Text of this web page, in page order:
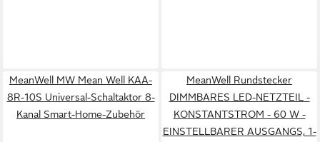
MeanWell MW Mean Well KAA-
8R-10S Universal-Schaltaktor 8-
Kanal Smart-Home-Zubehör
MeanWell Rundstecker
DIMMBARES LED-NETZTEIL -
KONSTANTSTROM - 60 W -
EINSTELLBARER AUSGANGS, 1-